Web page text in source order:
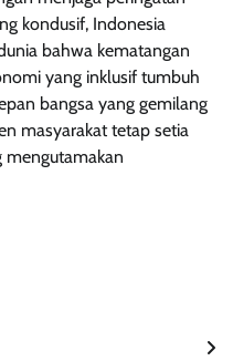
kondusif, Indonesia
bahwa kematangan
yang inklusif tumbuh
bangsa yang gemilang
masyarakat tetap setia
mengutamakan